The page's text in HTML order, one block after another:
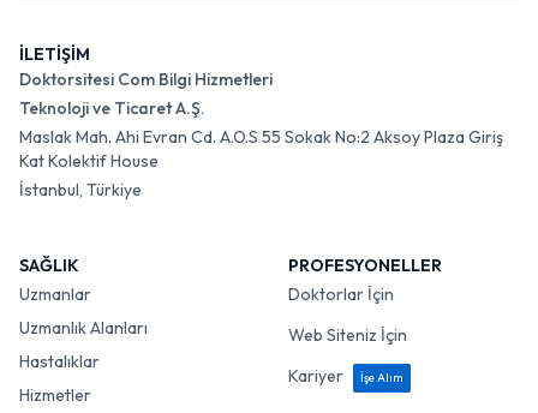
İLETİŞİM
Doktorsitesi Com Bilgi Hizmetleri
Teknoloji ve Ticaret A.Ş.
Maslak Mah. Ahi Evran Cd. A.O.S 55 Sokak No:2 Aksoy Plaza Giriş
Kat Kolektif House
İstanbul, Türkiye
SAĞLIK
Uzmanlar
Uzmanlık Alanları
Hastalıklar
Hizmetler
PROFESYONELLER
Doktorlar İçin
Web Siteniz İçin
Kariyer
İşe Alım